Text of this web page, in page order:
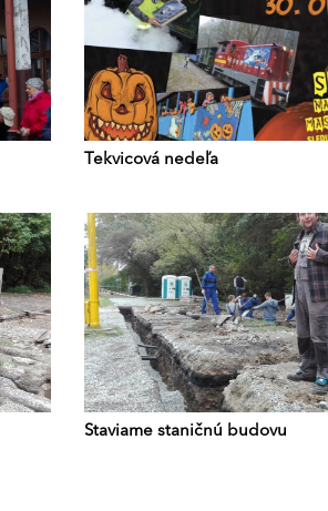
Tekvicová nedeľa
Staviame staničnú budovu